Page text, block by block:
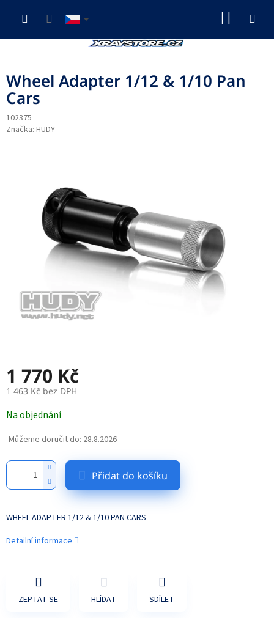
Wheel Adapter 1/12 & 1/10 Pan
Cars
102375
Značka: HUDY
1 770 Kč
1 463 Kč bez DPH
cena:
Na objednání
Můžeme doručit do: 28.8.2026
Přidat do košíku
WHEEL ADAPTER 1/12 & 1/10 PAN CARS
Detailní informace
ZEPTAT SE HLÍDAT SDÍLET